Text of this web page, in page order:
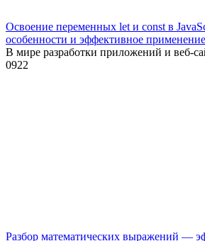
Освоение переменных let и const в
особенности и эффективное применение
В мире разработки приложений и веб-
0922
Разбор математических выражений —